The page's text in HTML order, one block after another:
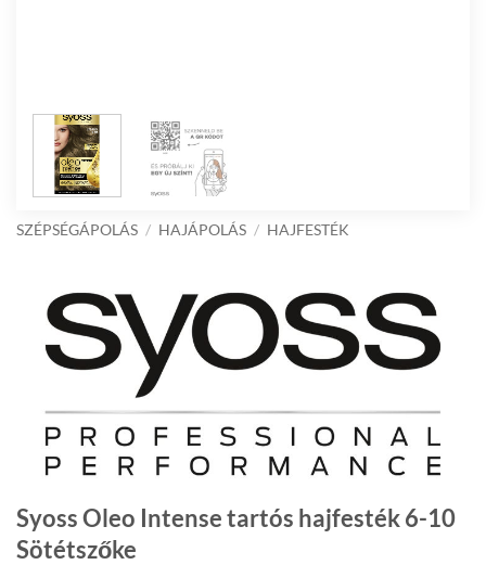
SZÉPSÉGÁPOLÁS / HAJÁPOLÁS / HAJFESTÉK
Syoss Oleo Intense tartós hajfesték 6-10
Sötétszőke